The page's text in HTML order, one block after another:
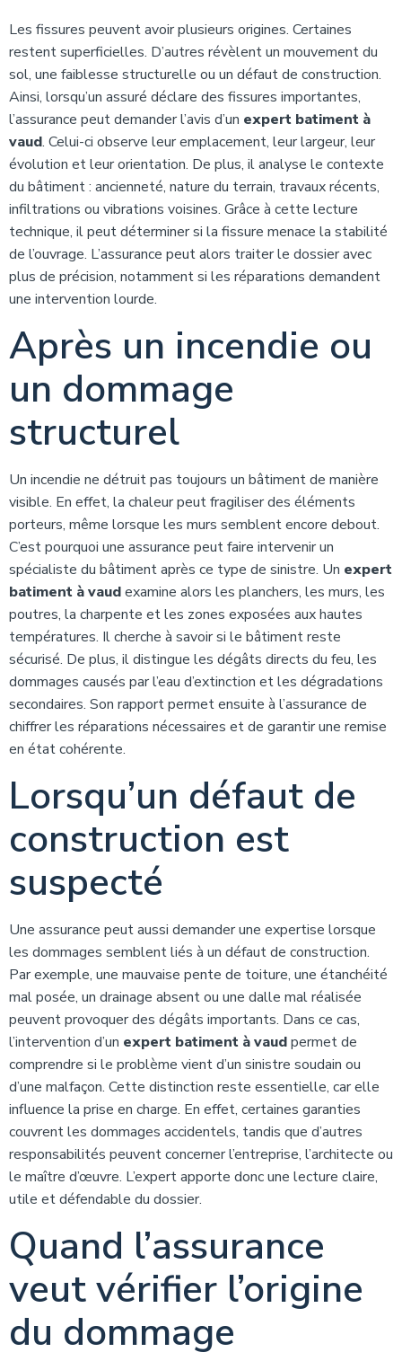
Les fissures peuvent avoir plusieurs origines. Certaines
restent superficielles. D’autres révèlent un mouvement du
sol, une faiblesse structurelle ou un défaut de construction.
Ainsi, lorsqu’un assuré déclare des fissures importantes,
l’assurance peut demander l’avis d’un expert batiment à
vaud. Celui-ci observe leur emplacement, leur largeur, leur
évolution et leur orientation. De plus, il analyse le contexte
du bâtiment : ancienneté, nature du terrain, travaux récents,
infiltrations ou vibrations voisines. Grâce à cette lecture
technique, il peut déterminer si la fissure menace la stabilité
de l’ouvrage. L’assurance peut alors traiter le dossier avec
plus de précision, notamment si les réparations demandent
une intervention lourde.
Après un incendie ou
un dommage
structurel
Un incendie ne détruit pas toujours un bâtiment de manière
visible. En effet, la chaleur peut fragiliser des éléments
porteurs, même lorsque les murs semblent encore debout.
C’est pourquoi une assurance peut faire intervenir un
spécialiste du bâtiment après ce type de sinistre. Un expert
batiment à vaudexamine alors les planchers, les murs, les
poutres, la charpente et les zones exposées aux hautes
températures. Il cherche à savoir si le bâtiment reste
sécurisé. De plus, il distingue les dégâts directs du feu, les
dommages causés par l’eau d’extinction et les dégradations
secondaires. Son rapport permet ensuite à l’assurance de
chiffrer les réparations nécessaires et de garantir une remise
en état cohérente.
Lorsqu’un défaut de
construction est
suspecté
Une assurance peut aussi demander une expertise lorsque
les dommages semblent liés à un défaut de construction.
Par exemple, une mauvaise pente de toiture, une étanchéité
mal posée, un drainage absent ou une dalle mal réalisée
peuvent provoquer des dégâts importants. Dans ce cas,
l’intervention d’un expert batiment à vaudpermet de
comprendre si le problème vient d’un sinistre soudain ou
d’une malfaçon. Cette distinction reste essentielle, car elle
influence la prise en charge. En effet, certaines garanties
couvrent les dommages accidentels, tandis que d’autres
responsabilités peuvent concerner l’entreprise, l’architecte ou
le maître d’œuvre. L’expert apporte donc une lecture claire,
utile et défendable du dossier.
Quand l’assurance
veut vérifier l’origine
du dommage